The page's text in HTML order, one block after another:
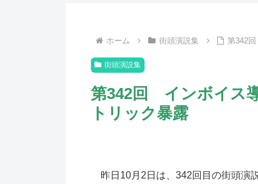
ホーム 街頭演説集 第342
街頭演説集
第342回 インボイス
トリック暴露
昨日10月2日は、342回目の街頭演